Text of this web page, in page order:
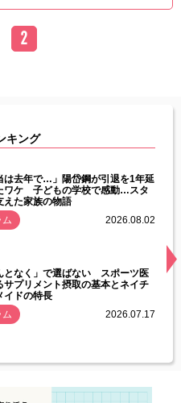
2
キング
は去年で…」陽岱鋼が引退を1年延
ワケ 子どもの学校で感動…スタ
えた家族の物語
ム
2026.08.02
となく」で選ばない スポーツ医
サプリメント摂取の基本とネイチ
イドの特長
ム
2026.07.17